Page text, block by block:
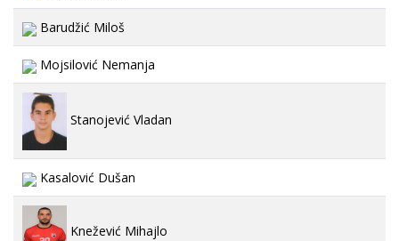
Barudžić Miloš
Mojsilović Nemanja
Stanojević Vladan
Kasalović Dušan
Knežević Mihajlo